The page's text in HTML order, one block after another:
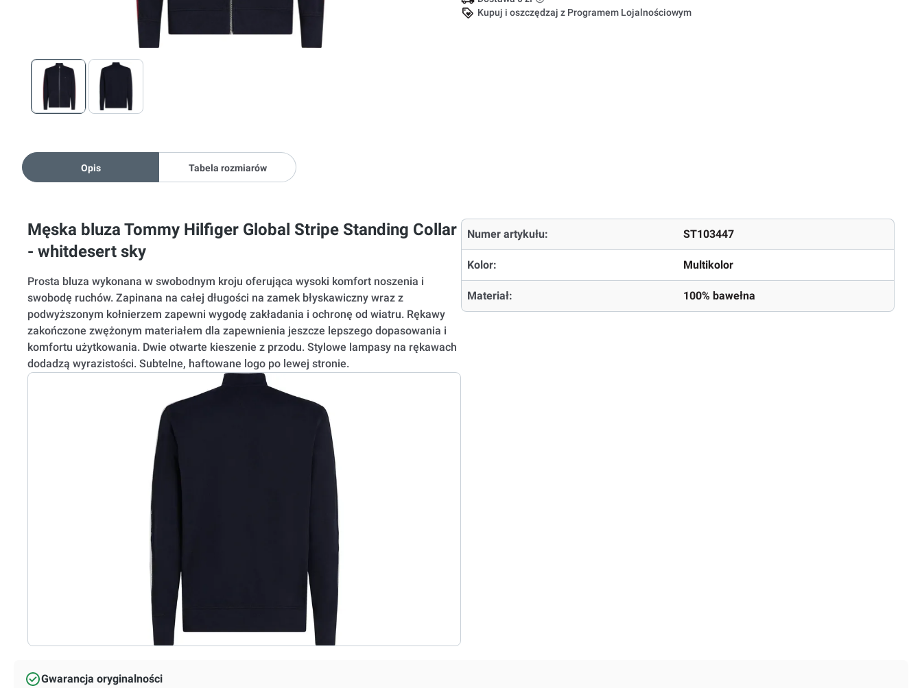
Kupuj i oszczędzaj z Programem Lojalnościowym
Opis Tabela rozmiarów
Męska bluza Tommy Hilfiger Global Stripe Standing Collar
- whitdesert sky
Prosta bluza wykonana w swobodnym kroju oferująca wysoki komfort noszenia i
swobodę ruchów. Zapinana na całej długości na zamek błyskawiczny wraz z
podwyższonym kołnierzem zapewni wygodę zakładania i ochronę od wiatru. Rękawy
zakończone zwężonym materiałem dla zapewnienia jeszcze lepszego dopasowania i
komfortu użytkowania. Dwie otwarte kieszenie z przodu. Stylowe lampasy na rękawach
dodadzą wyrazistości. Subtelne, haftowane logo po lewej stronie.
Numer artykułu: ST103447
Kolor: Multikolor
Materiał: 100% bawełna
Gwarancja oryginalności